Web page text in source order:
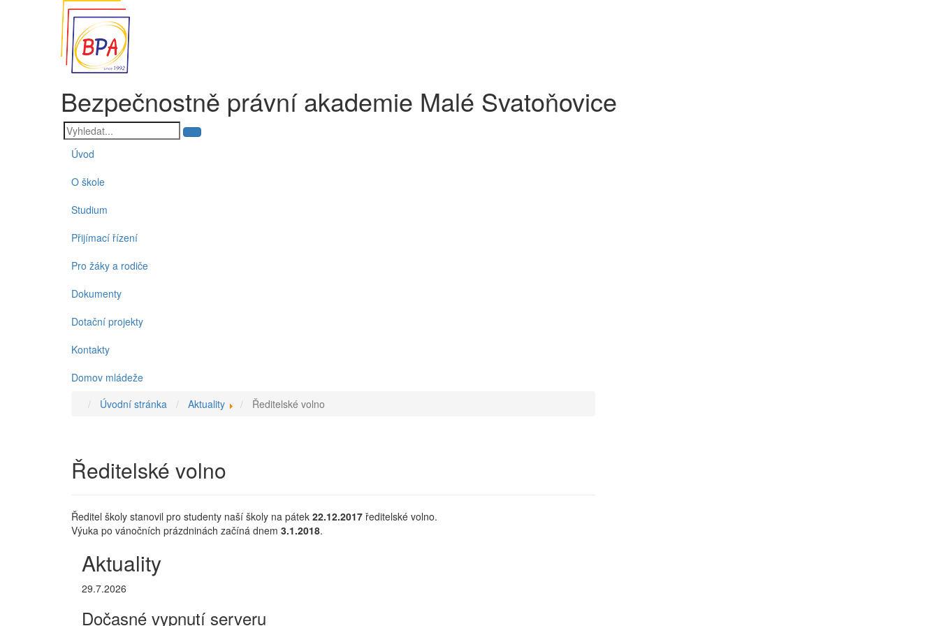
Bezpečnostně právní akademie Malé Svatoňovice
Úvod
O škole
Studium
Přijímací řízení
Pro žáky a rodiče
Dokumenty
Dotační projekty
Kontakty
Domov mládeže
Úvodní stránka
Aktuality Ředitelské volno
Ředitelské volno
Ředitel školy stanovil pro studenty naší školy na pátek 22.12.2017 ředitelské volno.
Výuka po vánočních prázdninách začíná dnem 3.1.2018.
Aktuality
29.7.2026
Dočasné vypnutí serveru